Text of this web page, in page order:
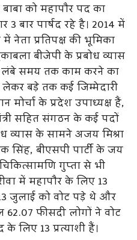
को महापौर पद का
3 बार पार्षद रहे है। 2014 में
नेता प्रतिपक्ष की भूमिका
बीजेपी के प्रबोध व्यास
समय तक काम करने का
बड़े तक कई जिम्मेदारी
मोर्चा के प्रदेश उपाध्यक्ष हैं,
सहित संगठन के कई पदों
व्यास के सामने अजय मिश्रा
सिंह, बीएसपी पार्टी के जय
गुप्ता से भी
में महापौर के लिए 13
13 जुलाई को वोट पड़े थे और
फीसदी लोगों ने वोट
लिए 13 प्रत्याशी हैं।